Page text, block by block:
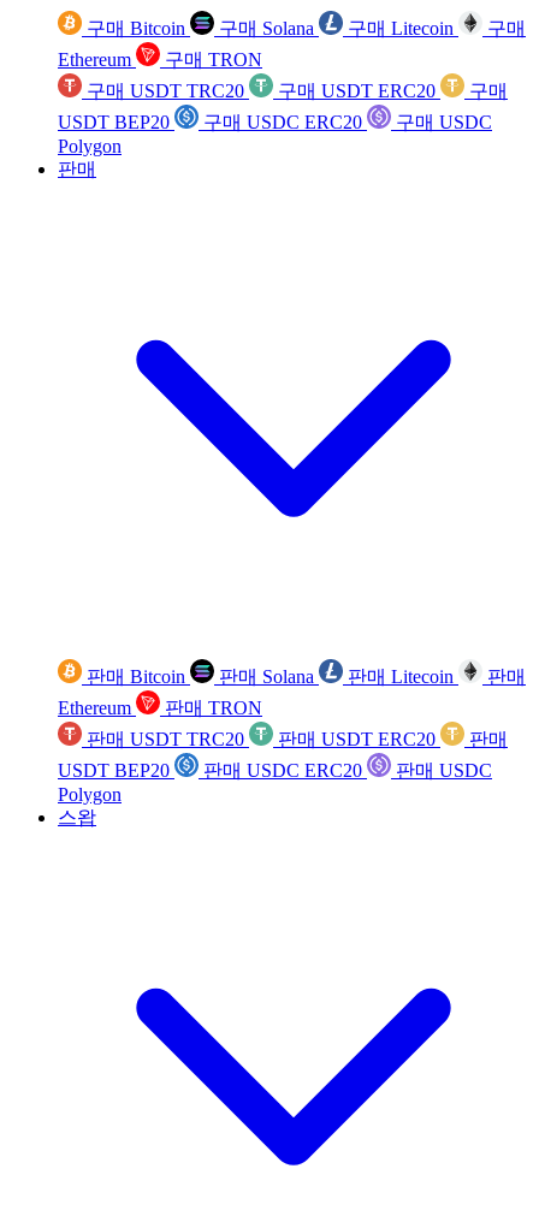
구매 Bitcoin 구매 Solana 구매 Litecoin
구매
Ethereum
구매 TRON
구매 USDT TRC20
구매 USDT ERC20
구매
USDT BEP20
구매 USDC ERC20
구매 USDC
Polygon
판매
판매 Bitcoin 판매 Solana 판매 Litecoin
판매
Ethereum
판매 TRON
판매 USDT TRC20
판매 USDT ERC20
판매
USDT BEP20
판매 USDC ERC20
판매 USDC
Polygon
스왑